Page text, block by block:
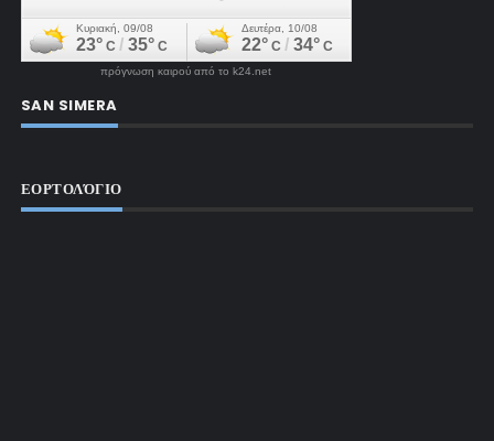
πρόγνωση καιρού από το k24.net
SAN SIMERA
ΕΟΡΤΟΛΌΓΙΟ